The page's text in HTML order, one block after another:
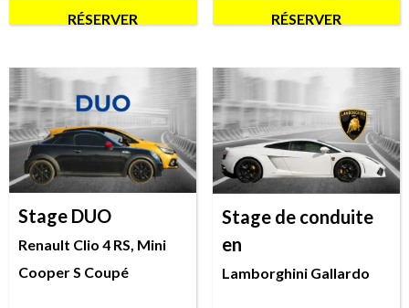
RÉSERVER RÉSERVER
Stage DUO
Renault Clio 4 RS, Mini
Cooper S Coupé
Stage de conduite
en
Lamborghini Gallardo